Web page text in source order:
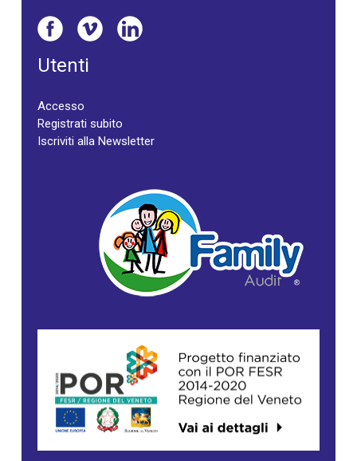
Utenti
Accesso
Registrati subito
Iscriviti alla Newsletter